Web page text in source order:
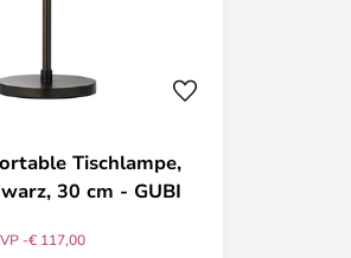
Tischlampe,
30 cm - GUBI
-€ 117,00